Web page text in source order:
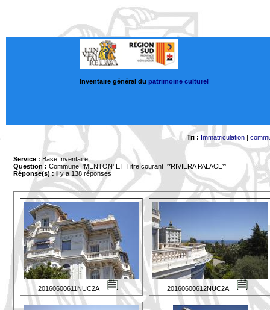
Inventaire général du patrimoine culturel
Tri : Immatriculation|
Service : Base Inventaire
Question : Commune='MENTON' ET Titre courant='*RIVIERA PALACE*'
Réponse(s) :il y a 138 réponses
20160600611NUC2A 20160600612NUC2A